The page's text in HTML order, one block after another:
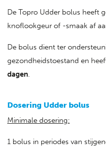
De Topro Udder bolus heeft
knoflookgeur of -smaak af
De bolus dient ter
gezondheidstoestand en
dagen.
Dosering Udder bolus
Minimale dosering:
1 bolus in periodes van